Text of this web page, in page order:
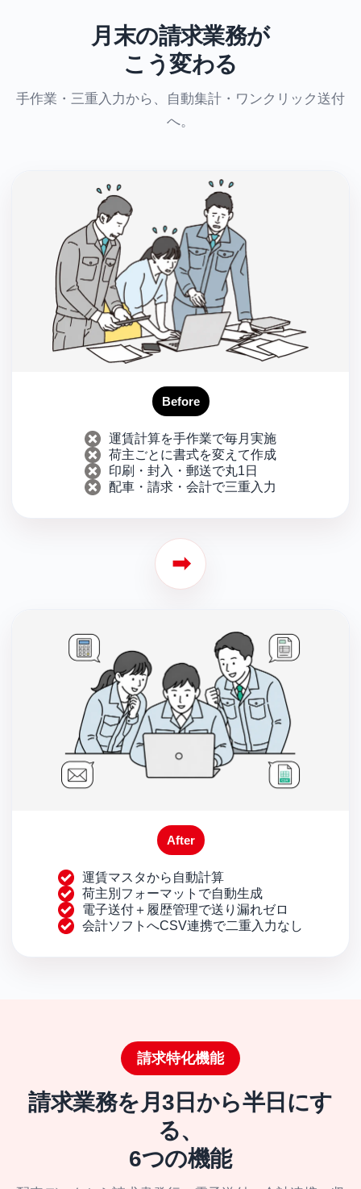
月末の請求業務が
こう変わる
手作業・三重入力から、自動集計・ワンクリック送付
へ。
Before
運賃計算を手作業で毎月実施
荷主ごとに書式を変えて作成
印刷・封入・郵送で丸1日
配車・請求・会計で三重入力
➡
After
運賃マスタから自動計算
荷主別フォーマットで自動生成
電子送付＋履歴管理で送り漏れゼロ
会計ソフトへCSV連携で二重入力なし
請求特化機能
請求業務を月3日から半日にす
る、
6つの機能